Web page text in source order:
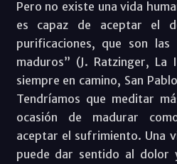
Pero no existe una vida
es capaz de aceptar el
purificaciones, que son las
maduros” (J. Ratzinger, La
siempre en camino, San
Tendríamos que meditar
ocasión de madurar
aceptar el sufrimiento. Una
puede dar sentido al